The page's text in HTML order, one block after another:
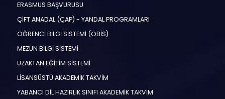
ERASMUS BAŞVURUSU
ÇİFT ANADAL (ÇAP) - YANDAL PROGRAMLARI
ÖĞRENCİ BİLGİ SİSTEMİ (ÖBİS)
MEZUN BİLGİ SİSTEMİ
UZAKTAN EĞİTİM SİSTEMİ
LİSANSÜSTÜ AKADEMİK TAKVİM
YABANCI DİL HAZIRLIK SINIFI AKADEMİK TAKVİM